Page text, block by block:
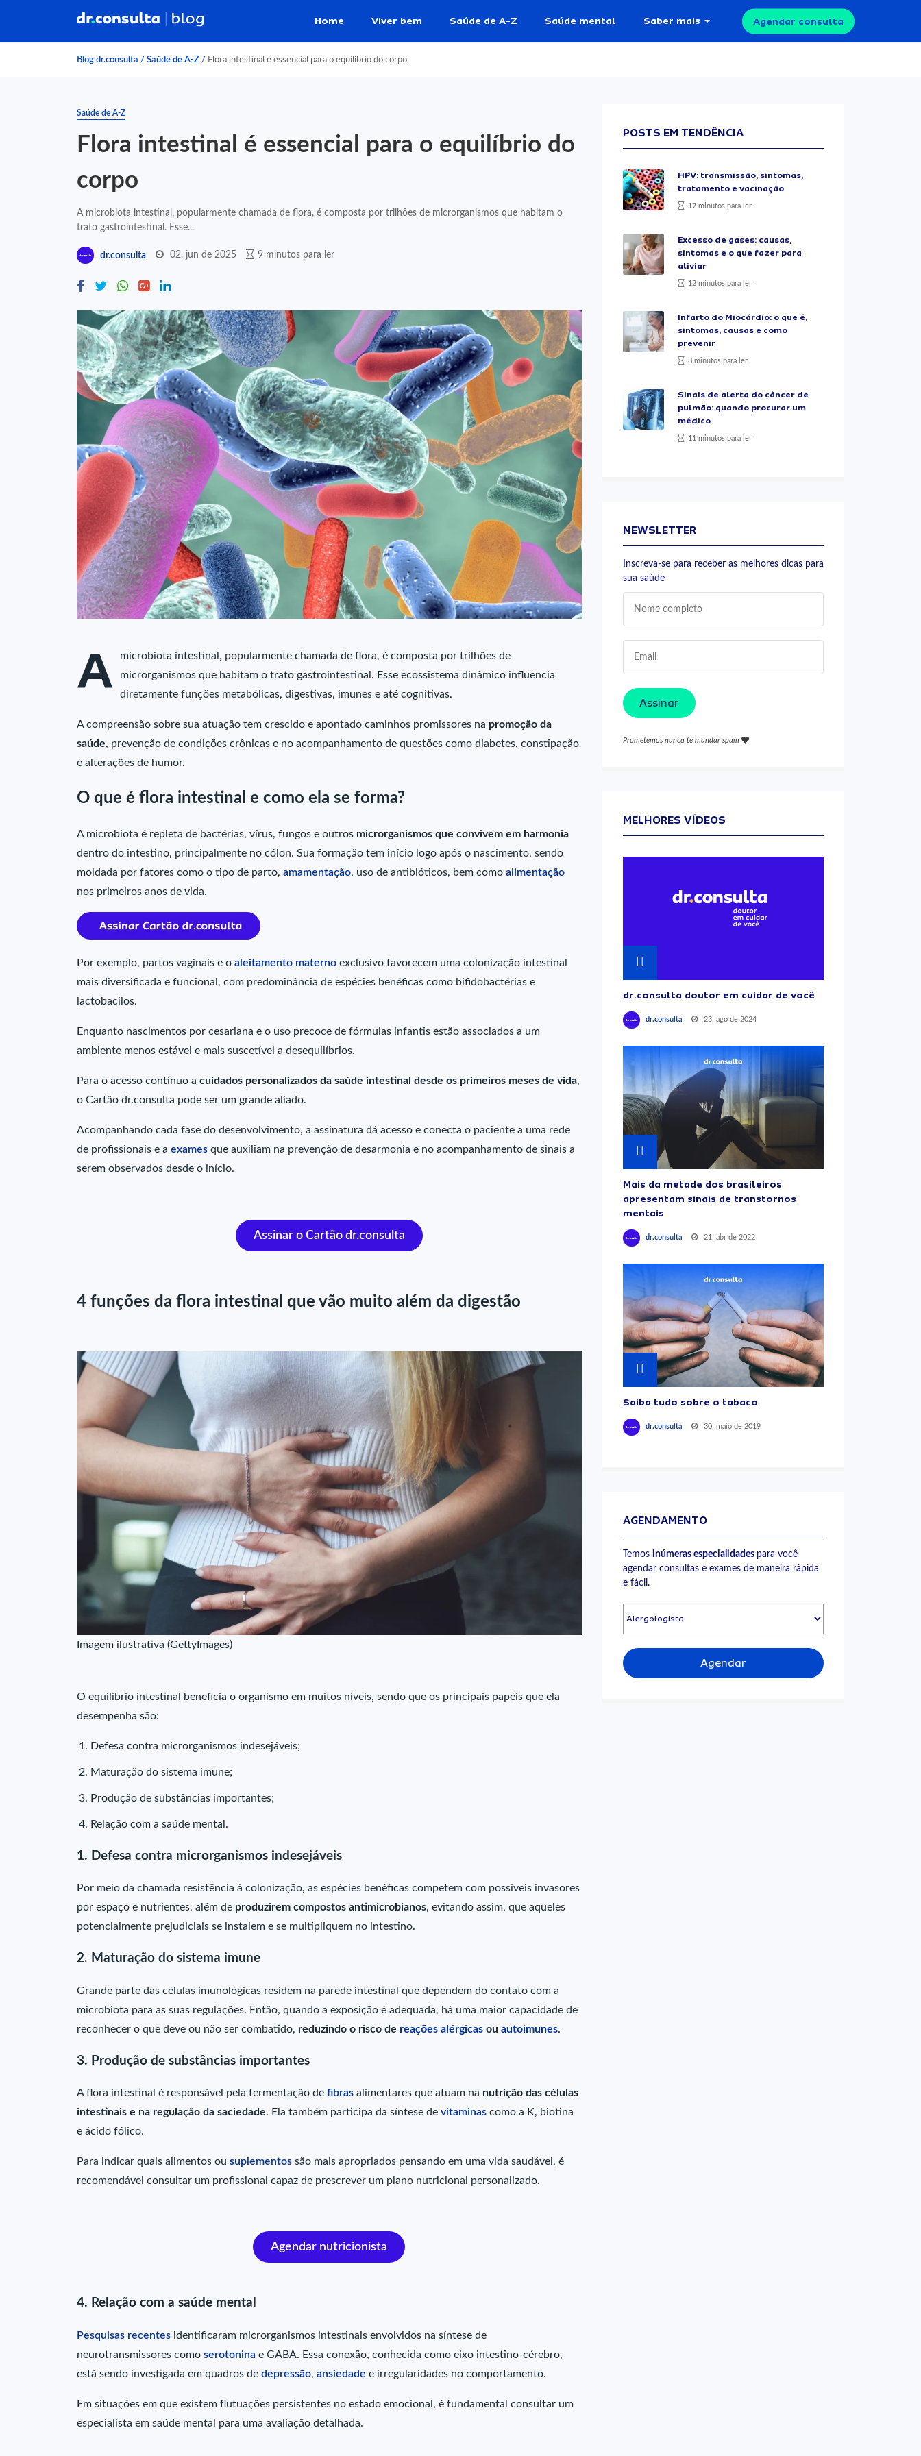
Home Viver bem Saúde de A-Z Saúde mental Saber mais Agendar consulta
Blog dr.consulta / Saúde de A-Z / Flora intestinal é essencial para o equilíbrio do corpo
Saúde de A-Z
Flora intestinal é essencial para o equilíbrio do
corpo
A microbiota intestinal, popularmente chamada de flora, é composta por trilhões de microrganismos que habitam o
trato gastrointestinal. Esse...
dr.consulta 02, jun de 2025 9 minutos para ler
A
microbiota intestinal, popularmente chamada de flora, é composta por trilhões de
microrganismos que habitam o trato gastrointestinal. Esse ecossistema dinâmico influencia
diretamente funções metabólicas, digestivas, imunes e até cognitivas.
A compreensão sobre sua atuação tem crescido e apontado caminhos promissores na promoção da
saúde, prevenção de condições crônicas e no acompanhamento de questões como diabetes, constipação
e alterações de humor.
O que é flora intestinal e como ela se forma?
A microbiota é repleta de bactérias, vírus, fungos e outros microrganismos que convivem em harmonia
dentro do intestino, principalmente no cólon. Sua formação tem início logo após o nascimento, sendo
moldada por fatores como o tipo de parto, amamentação, uso de antibióticos, bem como alimentação
nos primeiros anos de vida.
Por exemplo, partos vaginais e o aleitamento materno exclusivo favorecem uma colonização intestinal
mais diversificada e funcional, com predominância de espécies benéficas como bifidobactérias e
lactobacilos.
Enquanto nascimentos por cesariana e o uso precoce de fórmulas infantis estão associados a um
ambiente menos estável e mais suscetível a desequilíbrios.
Para o acesso contínuo a cuidados personalizados da saúde intestinal desde os primeiros meses de vida,
o Cartão dr.consulta pode ser um grande aliado.
Acompanhando cada fase do desenvolvimento, a assinatura dá acesso e conecta o paciente a uma rede
de profissionais e a exames que auxiliam na prevenção de desarmonia e no acompanhamento de sinais a
serem observados desde o início.
Assinar o Cartão dr.consulta
4 funções da flora intestinal que vão muito além da digestão
Imagem ilustrativa (GettyImages)
O equilíbrio intestinal beneficia o organismo em muitos níveis, sendo que os principais papéis que ela
desempenha são:
Defesa contra microrganismos indesejáveis;
Maturação do sistema imune;
Produção de substâncias importantes;
Relação com a saúde mental.
1. Defesa contra microrganismos indesejáveis
Por meio da chamada resistência à colonização, as espécies benéficas competem com possíveis invasores
por espaço e nutrientes, além de produzirem compostos antimicrobianos, evitando assim, que aqueles
potencialmente prejudiciais se instalem e se multipliquem no intestino.
2. Maturação do sistema imune
Grande parte das células imunológicas residem na parede intestinal que dependem do contato com a
microbiota para as suas regulações. Então, quando a exposição é adequada, há uma maior capacidade de
reconhecer o que deve ou não ser combatido, reduzindo o risco de reações alérgicas ou autoimunes.
3. Produção de substâncias importantes
A flora intestinal é responsável pela fermentação de fibras alimentares que atuam na nutrição das células
intestinais e na regulação da saciedade. Ela também participa da síntese de vitaminas como a K, biotina
e ácido fólico.
Para indicar quais alimentos ou suplementos são mais apropriados pensando em uma vida saudável, é
recomendável consultar um profissional capaz de prescrever um plano nutricional personalizado.
Agendar nutricionista
4. Relação com a saúde mental
Pesquisas recentes identificaram microrganismos intestinais envolvidos na síntese de
neurotransmissores como serotonina e GABA. Essa conexão, conhecida como eixo intestino-cérebro,
está sendo investigada em quadros de depressão, ansiedade e irregularidades no comportamento.
Em situações em que existem flutuações persistentes no estado emocional, é fundamental consultar um
especialista em saúde mental para uma avaliação detalhada.
POSTS EM TENDÊNCIA
HPV: transmissão, sintomas,
tratamento e vacinação
17 minutos para ler
Excesso de gases: causas,
sintomas e o que fazer para
aliviar
12 minutos para ler
Infarto do Miocárdio: o que é,
sintomas, causas e como
prevenir
8 minutos para ler
Sinais de alerta do câncer de
pulmão: quando procurar um
médico
11 minutos para ler
NEWSLETTER
Inscreva-se para receber as melhores dicas para
sua saúde
Assinar
Prometemos nunca te mandar spam
MELHORES VÍDEOS
dr.consulta doutor em cuidar de você
dr.consulta 23, ago de 2024
Mais da metade dos brasileiros
apresentam sinais de transtornos
mentais
dr.consulta 21, abr de 2022
Saiba tudo sobre o tabaco
dr.consulta 30, maio de 2019
AGENDAMENTO
Temos inúmeras especialidades para você
agendar consultas e exames de maneira rápida
e fácil.
Agendar